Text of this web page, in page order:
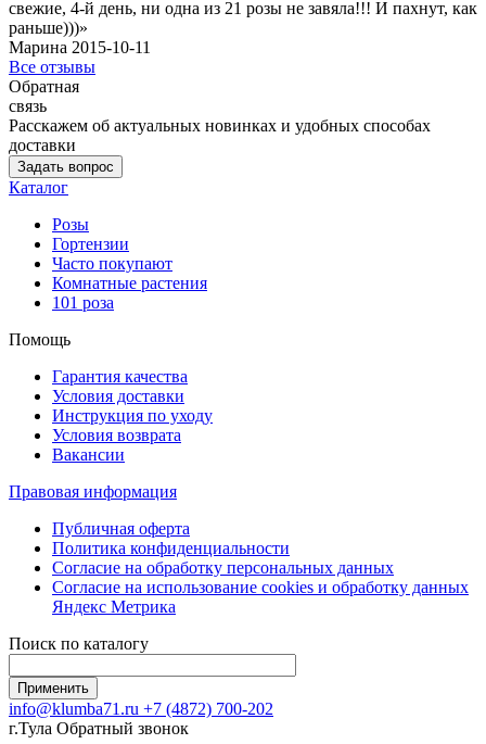
свежие, 4-й день, ни одна из 21 розы не завяла!!! И пахнут, как
раньше)))»
Марина 2015-10-11
Все отзывы
Обратная
связь
Расскажем об актуальных новинках и удобных способах
доставки
Задать вопрос
Каталог
Розы
Гортензии
Часто покупают
Комнатные растения
101 роза
Помощь
Гарантия качества
Условия доставки
Инструкция по уходу
Условия возврата
Вакансии
Правовая информация
Публичная оферта
Политика конфиденциальности
Согласие на обработку персональных данных
Согласие на использование сookies и обработку данных
Яндекс Метрика
Поиск по каталогу
info@klumba71.ru +7 (4872) 700-202
г.Тула Обратный звонок